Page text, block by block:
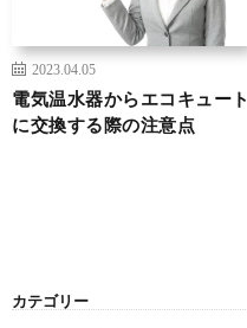
2023.04.05
電気温水器からエコキュート
に交換する際の注意点
カテゴリー